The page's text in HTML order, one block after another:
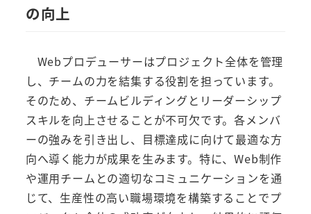
の向上
Webプロデューサーはプロジェクト全体を管理
し、チームの力を結集する役割を担っています。
そのため、チームビルディングとリーダーシップ
スキルを向上させることが不可欠です。各メンバ
ーの強みを引き出し、目標達成に向けて最適な方
向へ導く能力が成果を生みます。特に、Web制作
や運用チームとの適切なコミュニケーションを通
じて、生産性の高い職場環境を構築することでプ